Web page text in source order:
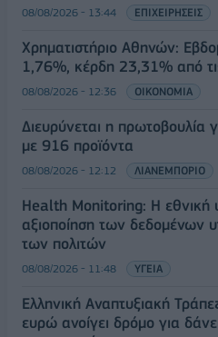
08/08/2026 - 13:44 ΕΠΙΧΕΙΡΗΣΕΙΣ
Χρηματιστήριο Αθηνών:
1,76%, κέρδη 23,31% από
08/08/2026 - 12:36 ΟΙΚΟΝΟΜΙΑ
Διευρύνεται η πρωτοβουλία
με 916 προϊόντα
08/08/2026 - 12:12 ΛΙΑΝΕΜΠΟΡΙΟ
Health Monitoring: Η εθνική
αξιοποίηση των δεδομένων
των πολιτών
08/08/2026 - 11:48 ΥΓΕΙΑ
Ελληνική Αναπτυξιακή
ευρώ ανοίγει δρόμο για